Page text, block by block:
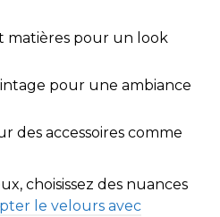
matières pour un look
pour une ambiance
des accessoires comme
choisissez des nuances
le velours avec